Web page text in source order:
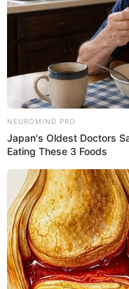
más tocado por la
paso por el fútbol
grande de la Eredivisie
en Perú trasciende
noches de fiesta.